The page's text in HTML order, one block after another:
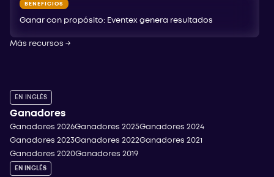
BENEFICIOS
Ganar con propósito: Eventex genera resultados
Más recursos →
EN INGLÉS
Ganadores
Ganadores 2026Ganadores 2025Ganadores 2024
Ganadores 2023Ganadores 2022Ganadores 2021
Ganadores 2020Ganadores 2019
EN INGLÉS